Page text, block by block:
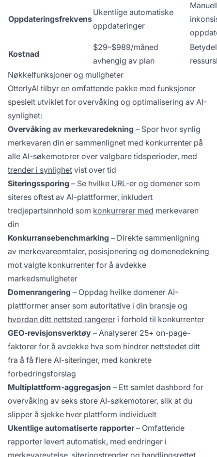
Oppdateringsfrekvens
Ukentlige automatiske
oppdateringer
Kostnad
$29–$989/måned
avhengig av plan
Nøkkelfunksjoner og muligheter
OtterlyAI tilbyr en omfattende pakke med funksjoner
spesielt utviklet for overvåking og optimalisering av AI-
synlighet:
Overvåking av merkevaredekning – Spor hvor synlig
merkevaren din er sammenlignet med konkurrenter på
alle AI-søkemotorer over valgbare tidsperioder, med
trender i synlighet vist over tid
Siteringssporing – Se hvilke URL-er og domener som
siteres oftest av AI-plattformer, inkludert
tredjepartsinnhold som konkurrerer med merkevaren
din
Konkurransebenchmarking – Direkte sammenligning
av merkevareomtaler, posisjonering og domenedekning
mot valgte konkurrenter for å avdekke
markedsmuligheter
Domenrangering – Oppdag hvilke domener AI-
plattformer anser som autoritative i din bransje og
hvordan ditt nettsted rangerer i forhold til konkurrenter
GEO-revisjonsverktøy – Analyserer 25+ on-page-
faktorer for å avdekke hva som hindrer nettstedet ditt
fra å få flere AI-siteringer, med konkrete
forbedringsforslag
Multiplattform-aggregasjon – Ett samlet dashbord for
overvåking av seks store AI-søkemotorer, slik at du
slipper å sjekke hver plattform individuelt
Ukentlige automatiserte rapporter– Omfattende
rapporter levert automatisk, med endringer i